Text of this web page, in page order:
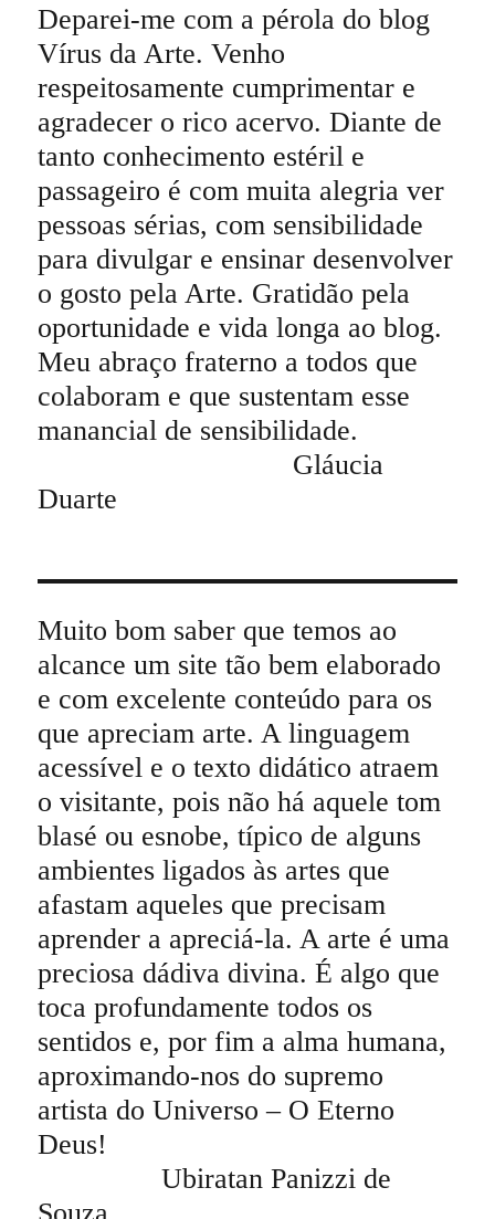
Deparei-me com a pérola do blog
Vírus da Arte. Venho
respeitosamente cumprimentar e
agradecer o rico acervo. Diante de
tanto conhecimento estéril e
passageiro é com muita alegria ver
pessoas sérias, com sensibilidade
para divulgar e ensinar desenvolver
o gosto pela Arte. Gratidão pela
oportunidade e vida longa ao blog.
Meu abraço fraterno a todos que
colaboram e que sustentam esse
manancial de sensibilidade.
Gláucia
Duarte
Muito bom saber que temos ao
alcance um site tão bem elaborado
e com excelente conteúdo para os
que apreciam arte. A linguagem
acessível e o texto didático atraem
o visitante, pois não há aquele tom
blasé ou esnobe, típico de alguns
ambientes ligados às artes que
afastam aqueles que precisam
aprender a apreciá-la. A arte é uma
preciosa dádiva divina. É algo que
toca profundamente todos os
sentidos e, por fim a alma humana,
aproximando-nos do supremo
artista do Universo – O Eterno
Deus!
Ubiratan Panizzi de